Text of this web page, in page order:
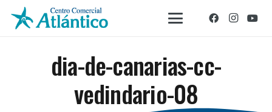
dia-de-canarias-cc-
vedindario-08